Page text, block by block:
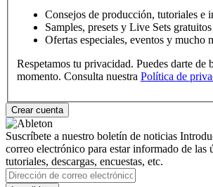
Consejos de producción, tutoriales e
Samples, presets y Live Sets gratuitos
Ofertas especiales, eventos y mucho
Respetamos tu privacidad. Puedes darte de
momento. Consulta nuestra Política de
Suscríbete a nuestro boletín de noticias
correo electrónico para estar informado de las
tutoriales, descargas, encuestas, etc.